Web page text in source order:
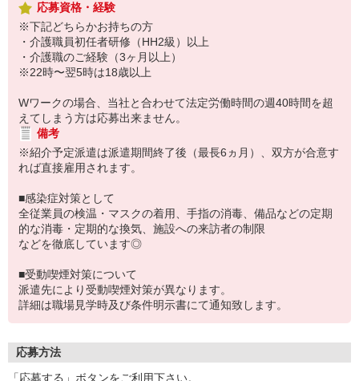
応募資格・経験
※下記どちらかお持ちの方
・介護職員初任者研修（HH2級）以上
・介護職のご経験（3ヶ月以上）
※22時〜翌5時は18歳以上
Wワークの場合、当社と合わせて法定労働時間の週40時間を超
えてしまう方は応募出来ません。
備考
※紹介予定派遣は派遣期間終了後（最長6ヵ月）、双方が合意す
れば直接雇用されます。
■感染症対策として
全従業員の検温・マスクの着用、手指の消毒、備品などの定期
的な消毒・定期的な換気、施設への来訪者の制限
などを徹底しています◎
■受動喫煙対策について
派遣先により受動喫煙対策が異なります。
詳細は職場見学時及び条件明示書にて通知致します。
応募方法
「応募する」ボタンをご利用下さい。